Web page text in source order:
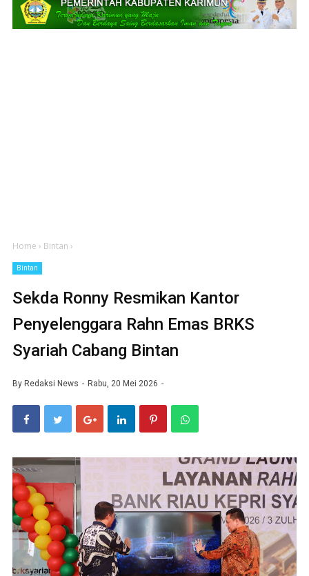
Home › Bintan ›
Bintan
Sekda Ronny Resmikan Kantor
Penyelenggara Rahn Emas BRKS
Syariah Cabang Bintan
By Redaksi News Rabu, 20 Mei 2026